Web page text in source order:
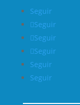
Seguir
Seguir
Seguir
Seguir
Seguir
Seguir